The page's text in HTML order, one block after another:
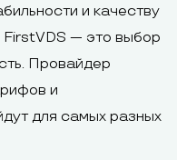
и качеству
FirstVDS — это выбор
Провайдер
и
для самых разных